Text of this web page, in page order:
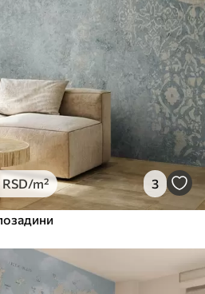
RSD/m² 3